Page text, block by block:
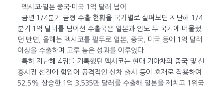
멕시코·일본·중국·미국 1억 달러 넘어
금년 1/4분기 금형 수출 현황을 국가별로 살펴보면 지난해 1/4
분기 1억 달러를 넘어선 수출국은 일본과 인도 두 국가에 머물렀
던 반면, 올해는 멕시코를 필두로 일본, 중국, 미국 등에 1억 달러
이상을 수출하며 고루 높은 성과를 이루었다.
특히 지난해 4위를 기록했던 멕시코는 현대·기아차의 중국 및 신
흥시장 선전에 힘입어 공격적인 신차 출시 등이 호재로 작용하여
52.5% 상승한 1억 3,535만 달러를 수출해 일본을 제치고 1위국